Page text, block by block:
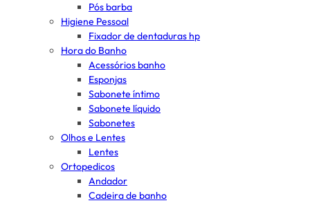
Pós barba
Higiene Pessoal
Fixador de dentaduras hp
Hora do Banho
Acessórios banho
Esponjas
Sabonete íntimo
Sabonete líquido
Sabonetes
Olhos e Lentes
Lentes
Ortopedicos
Andador
Cadeira de banho